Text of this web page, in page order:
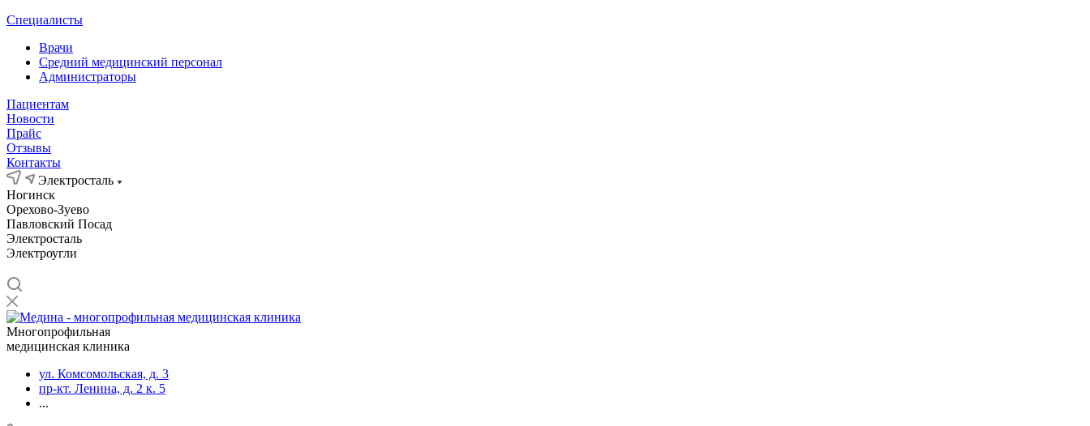
Специалисты
Врачи
Средний медицинский персонал
Администраторы
Пациентам
Новости
Прайс
Отзывы
Контакты
Электросталь
Ногинск
Орехово-Зуево
Павловский Посад
Электросталь
Электроугли
Многопрофильная
медицинская клиника
ул. Комсомольская, д. 3
пр-кт. Ленина, д. 2 к. 5
...